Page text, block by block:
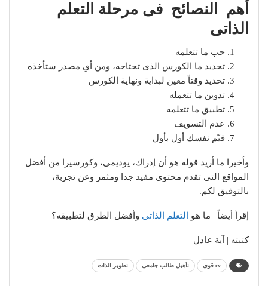
أهم النصائح فى مرحلة التعلم
الذاتى
حب ما تتعلمه
تحديد ما الكورس الذى تحتاجه، ومن أي مصدر ستأخذه
تحديد وقتاً معين لبداية ونهاية الكورس
تدوين ما تتعمله
تطبيق ما تتعلمه
عدم التسويف
قيّم نفسك أول بأول
وأخيرا ما أريد قوله هو أن إدراك، يوديمى، وكورسيرا من أفضل
المواقع التى تقدم محتوى مفيد جدا ومثمر وعن تجربة،
بالتوفيق لكم.
إقرأ أيضاً | ما هو التعلم الذاتى وأفضل الطرق لتطبيقه؟
كتبته | آية عادل
cv قوى تأهيل طالب جامعى تطوير الذات